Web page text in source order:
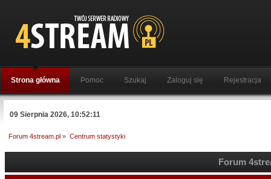
Strona główna Pomoc Szukaj Zaloguj się Rejestracja
09 Sierpnia 2026, 10:52:11
Forum 4stream.pl » Centrum statystyki
Forum